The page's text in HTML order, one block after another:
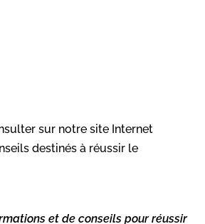
sur notre site Internet
destinés à réussir le
et de conseils pour réussir